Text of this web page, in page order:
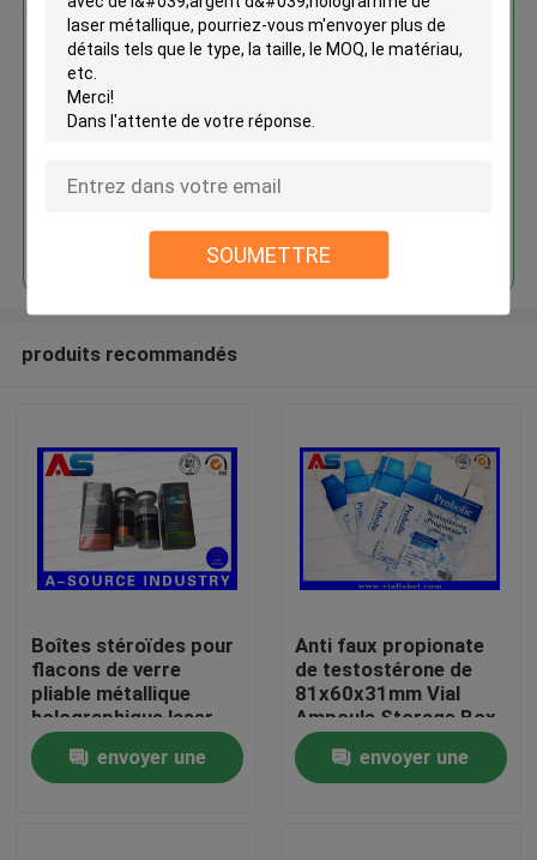
SOUMETTRE
Maison
Produits
Boîte grande de la largeur de
d'hologramme de laser
Continuer
produits recommandés
Boîtes stéroïdes pour
flacons de verre
pliable métallique
holographique laser
Étiquette des boîtes
pharmaceutiques
envoyer une
Anti faux propionate
de testostérone de
81x60x31mm Vial
Ampoule Storage Box
For 1ml
envoyer une